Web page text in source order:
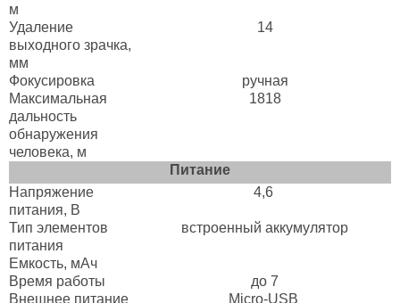
м
Удаление
выходного зрачка,
мм
14
Фокусировка
ручная
Максимальная
дальность
обнаружения
человека, м
1818
Питание
Напряжение
питания, B
4,6
Тип элементов
питания
встроенный аккумулятор
Емкость, мАч
Время работы
до 7
Внешнее питание
Micro-USB